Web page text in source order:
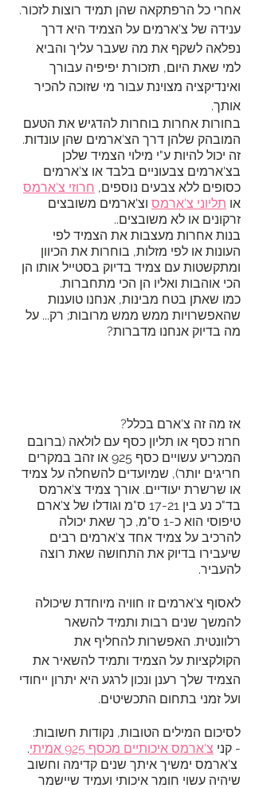
אחרי כל הרפתקאה שהן תמיד רוצות לזכור.
ענידה של צ'ארמים על הצמיד היא דרך
נפלאה לשקף את מה שעבר עליך והביא
למי שאת היום, תזכורת יפיפיה עבורך
ואינדיקציה מצוינת עבור מי שזוכה להכיר
אותך.
בחורות אחרות בוחרות להדגיש את הטעם
המובהק שלהן דרך הצ'ארמים שהן עונדות.
זה יכול להיות ע"י מילוי הצמיד שלכן
בצ'ארמים צבעוניים בלבד או צ'ארמים
כסופים ללא צבעים נוספים, חרוזי צ'ארמס
או תליוני צ'ארמס וצ'ארמים משובצים
זרקונים או לא משובצים..
בנות אחרות מעצבות את הצמיד לפי
העונות או לפי מזלות, בוחרות את הכיוון
ומתקשטות עם צמיד בדיוק בסטייל אותו הן
הכי אוהבות ואליו הן הכי מתחברות.
כמו שאתן בטח מבינות, אנחנו טוענות
שהאפשרויות ממש ממש מרובות; רק... על
מה בדיוק אנחנו מדברות?
אז מה זה צ'ארם בכלל?
חרוז כסף או תליון כסף עם לולאה (ברובם
המכריע עשויים כסף 925 או זהב במקרים
חריגים יותר), שמיועדים להשחלה על צמיד
או שרשרת יעודיים. אורך צמיד צ'ארמס
בד"כ נע בין 17-21 ס"מ וגודלו של צ'ארם
טיפוסי הוא כ-1 ס"מ, כך שאת יכולה
להרכיב על צמיד אחד צ'ארמים רבים
שיעבירו בדיוק את התחושה שאת רוצה
להעביר.
לאסוף צ'ארמים זו חוויה מיוחדת שיכולה
להמשך שנים רבות ותמיד להשאר
רלוונטית. האפשרות להחליף את
הקולקציות על הצמיד ותמיד להשאיר את
הצמיד שלך רענן ונכון לרגע היא יתרון ייחודי
ועל זמני בתחום התכשיטים.
לסיכום המילים הטובות, נקודות חשובות:
- קני צ'ארמס איכותיים מכסף 925 אמיתי
.
צ'ארמס ימשיך איתך שנים קדימה וחשוב
שיהיה עשוי חומר איכותי ועמיד שיישמר